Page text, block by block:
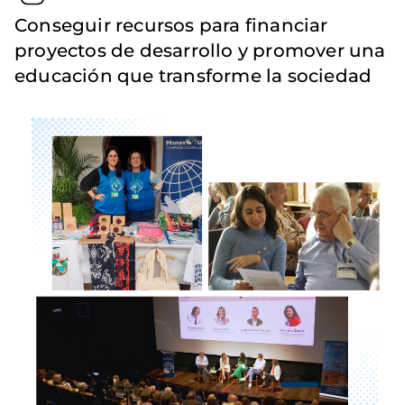
Conseguir recursos para financiar
proyectos de desarrollo y promover una
educación que transforme la sociedad
Imagen